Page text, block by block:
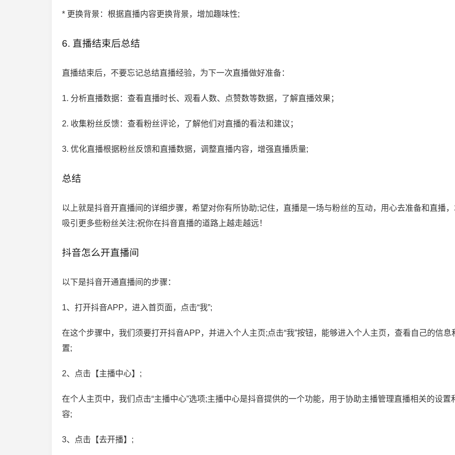
* 更换背景：根据直播内容更换背景，增加趣味性;
6. 直播结束后总结
直播结束后，不要忘记总结直播经验，为下一次直播做好准备：
1. 分析直播数据：查看直播时长、观看人数、点赞数等数据，了解直播效果；
2. 收集粉丝反馈：查看粉丝评论，了解他们对直播的看法和建议；
3. 优化直播根据粉丝反馈和直播数据，调整直播内容，增强直播质量;
总结
以上就是抖音开直播间的详细步骤，希望对你有所协助;记住，直播是一场与粉丝的互动，用心去准备和直播
吸引更多些粉丝关注;祝你在抖音直播的道路上越走越远！
抖音怎么开直播间
以下是抖音开通直播间的步骤：
1、打开抖音APP，进入首页面，点击“我”;
在这个步骤中，我们须要打开抖音APP，并进入个人主页;点击“我”按钮，能够进入个人主页，查看自己的信息
置;
2、点击【主播中心】;
在个人主页中，我们点击“主播中心”选项;主播中心是抖音提供的一个功能，用于协助主播管理直播相关的设置
容;
3、点击【去开播】;